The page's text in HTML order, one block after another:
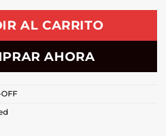
AL CARRITO
AHORA